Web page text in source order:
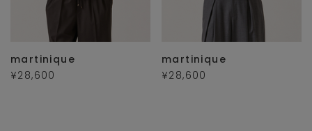
martinique
¥28,600
martinique
¥28,600